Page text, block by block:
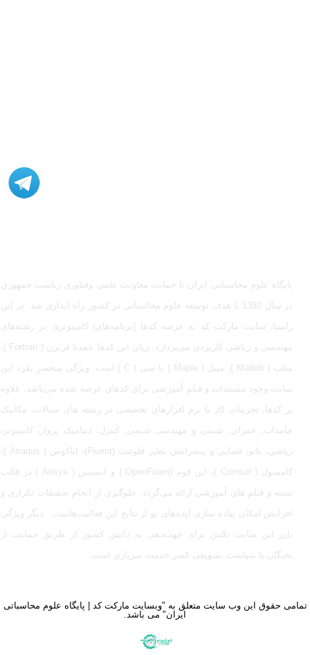
پایگاه علوم محاسباتی ایران با حمایت معاونت علمی وفناوری ریاست جمهوری
در سال 1392 با هدف توسعه علوم محاسباتی در کشور راه اندازی شد. در این
راستا، سایت مارکت کد به عرضه کدها (برنامه‌های) کامپیوتری در رشته‌های
مهندسی و ریاضی کاربردی می‌پردازد. زبان این کدها عمدتا فرترن ( Fortran )،
متلب ( Matlab )، میپل ( Maple ) یا سی ( C ) است. ویژگی منحصر بفرد این
سایت وجود مستندات و فیلم آموزشی برای کدهای عرضه شده می‌باشد. علاوه
بر کدها، تجربیات کار با نرم افزارهای تخصصی در رشته های سیالات، مکانیک
جامدات، عمران، شیمی و مهندسی شیمی، کنترل، دینامیک پرواز، کامپیوتر،
ریاضی، نانو، فضایی و پیشرانش نظیر فلوئنت (Fluent)، اباکوس ( Abaqus )،
کامسول ( Comsol )، اپن فوم (OpenFoam ) و انسیس ( Ansys ) در قالب
بسته‌ و فیلم های آموزشی ارائه می‌گردد. جلوگیری از انجام تحقیقات تکراری و
افزایش امکان پیاده سازی ایده‌های نو از نتایج این فعالیت‌هاست. دیگر ویژگی
بارز این سایت تلاش برای جهت‌دهی به دانش کشور از طریق حمایت از
نخبگان با سیاست تشویقی کسر خدمت سربازی است.
تمامی حقوق این وب سایت متعلق به "وبسایت مارکت کد | پایگاه علوم محاسباتی
ایران" می باشد.